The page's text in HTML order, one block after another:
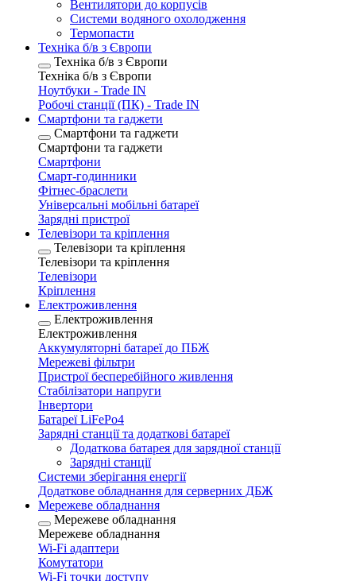
Вентилятори до корпусів
Системи водяного охолодження
Термопасти
Техніка б/в з Європи
Техніка б/в з Європи
Техніка б/в з Європи
Ноутбуки - Trade IN
Робочі станції (ПК) - Trade IN
Смартфони та гаджети
Смартфони та гаджети
Смартфони та гаджети
Смартфони
Смарт-годинники
Фітнес-браслети
Універсальні мобільні батареї
Зарядні пристрої
Телевізори та кріплення
Телевізори та кріплення
Телевізори та кріплення
Телевізори
Кріплення
Електроживлення
Електроживлення
Електроживлення
Аккумуляторні батареї до ПБЖ
Мережеві фільтри
Пристрої бесперебійного живлення
Стабілізатори напруги
Інвертори
Батареї LiFePo4
Зарядні станції та додаткові батареї
Додаткова батарея для зарядної станції
Зарядні станції
Системи зберігання енергії
Додаткове обладнання для серверних ДБЖ
Мережеве обладнання
Мережеве обладнання
Мережеве обладнання
Wi-Fi адаптери
Комутатори
Wi-Fi точки доступу